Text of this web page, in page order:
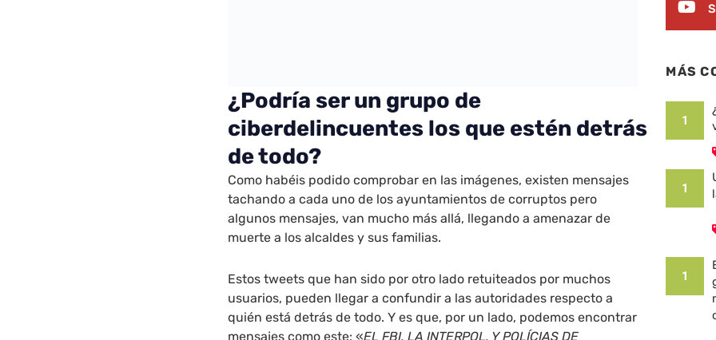
¿Podría ser un grupo de
ciberdelincuentes los que estén detrás
de todo?
Como habéis podido comprobar en las imágenes, existen mensajes
tachando a cada uno de los ayuntamientos de corruptos pero
algunos mensajes, van mucho más allá, llegando a amenazar de
muerte a los alcaldes y sus familias.
Estos tweets que han sido por otro lado retuiteados por muchos
usuarios, pueden llegar a confundir a las autoridades respecto a
quién está detrás de todo. Y es que, por un lado, podemos encontrar
mensajes como este: «EL FBI, LA INTERPOL, Y POLÍCIAS DE
MÁS
1
1
1